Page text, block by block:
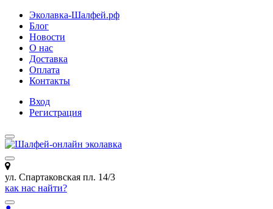
Эколавка-Шалфей.рф
Блог
Новости
О нас
Доставка
Оплата
Контакты
Вход
Регистрация
ул. Спартаковская пл. 14/3
как нас найти?